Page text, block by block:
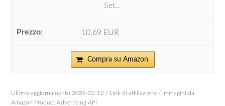
Set...
10,69 EUR
Compra su Amazon
Ultimo aggiornamento 2026-02-12 / Link di affiliazione / Immagini da
Amazon Product Advertising API